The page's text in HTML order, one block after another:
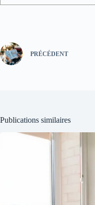
PRÉCÉDENT
Publications similaires